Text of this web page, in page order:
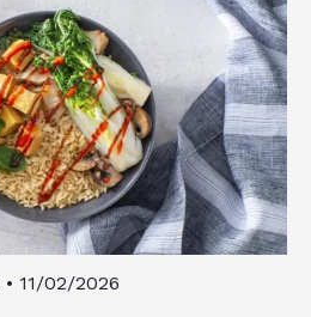
• 11/02/2026